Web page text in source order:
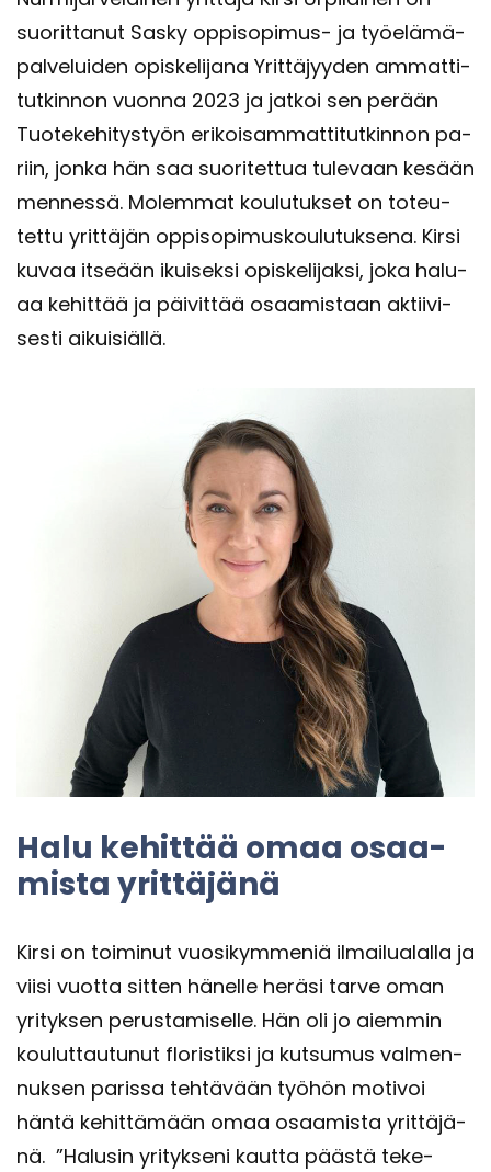
suo­rit­ta­nut Sasky oppisopimus-​ ja työ­elä­mä­
pal­ve­lui­den opis­ke­li­ja­na Yrit­tä­jyy­den am­mat­ti­
tut­kin­non vuon­na 2023 ja jat­koi sen pe­rään
Tuo­te­ke­hi­tys­työn eri­koi­sam­mat­ti­tut­kin­non pa­
riin, jonka hän saa suo­ri­tet­tua tu­le­vaan ke­sään
men­nes­sä. Mo­lem­mat kou­lu­tuk­set on to­teu­
tet­tu yrit­tä­jän op­pi­so­pi­mus­kou­lu­tuk­se­na. Kirsi
kuvaa it­se­ään ikui­sek­si opis­ke­li­jak­si, joka ha­lu­
aa ke­hit­tää ja päi­vit­tää osaa­mis­taan ak­tii­vi­
ses­ti ai­kui­siäl­lä.
Halu ke­hit­tää omaa osaa­
mis­ta yrit­tä­jä­nä
Kirsi on toi­mi­nut vuo­si­kym­me­niä il­mai­lua­lal­la ja
viisi vuot­ta sit­ten hä­nel­le he­rä­si tarve oman
yri­tyk­sen pe­rus­ta­mi­sel­le. Hän oli jo ai­em­min
kou­lut­tau­tu­nut flo­ris­tik­si ja kut­su­mus val­men­
nuk­sen pa­ris­sa teh­tä­vään työ­hön mo­ti­voi
häntä ke­hit­tä­mään omaa osaa­mis­ta yrit­tä­jä­
nä. ”Ha­lusin yri­tyk­se­ni kaut­ta pääs­tä te­ke­